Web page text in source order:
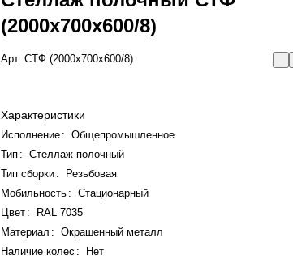
(2000x700x600/8)
Арт.СТФ (2000x700x600/8)
Характеристики
Исполнение :
Общепромышленное
Тип :
Стеллаж полочный
Тип сборки:
Резьбовая
Мобильность :
Стационарный
Цвет :
RAL 7035
Материал :
Окрашенный металл
Наличие колес :
Нет